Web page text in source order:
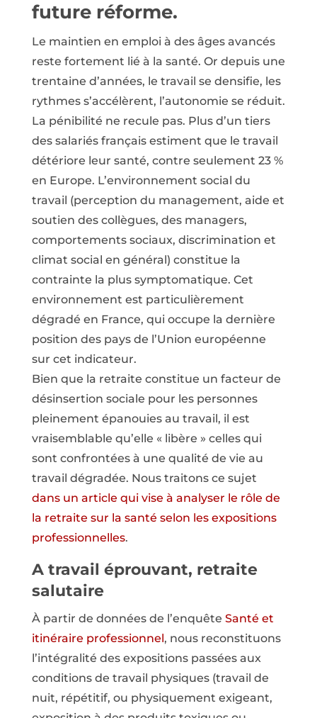
future réforme.
Le maintien en emploi à des âges avancés
reste fortement lié à la santé. Or depuis une
trentaine d’années, le travail se densifie, les
rythmes s’accélèrent, l’autonomie se réduit.
La pénibilité ne recule pas. Plus d’un tiers
des salariés français estiment que le travail
détériore leur santé, contre seulement 23 %
en Europe. L’environnement social du
travail (perception du management, aide et
soutien des collègues, des managers,
comportements sociaux, discrimination et
climat social en général) constitue la
contrainte la plus symptomatique. Cet
environnement est particulièrement
dégradé en France, qui occupe la dernière
position des pays de l’Union européenne
sur cet indicateur.
Bien que la retraite constitue un facteur de
désinsertion sociale pour les personnes
pleinement épanouies au travail, il est
vraisemblable qu’elle « libère » celles qui
sont confrontées à une qualité de vie au
travail dégradée. Nous traitons ce sujet
dans un article qui vise à analyser le rôle de
la retraite sur la santé selon les expositions
professionnelles.
A travail éprouvant, retraite
salutaire
À partir de données de l’enquête Santé et
itinéraire professionnel, nous reconstituons
l’intégralité des expositions passées aux
conditions de travail physiques (travail de
nuit, répétitif, ou physiquement exigeant,